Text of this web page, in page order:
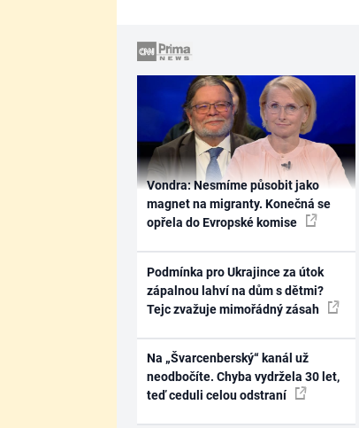
Vondra: Nesmíme působit jako
magnet na migranty. Konečná se
opřela do Evropské komise
Podmínka pro Ukrajince za útok
zápalnou lahví na dům s dětmi?
Tejc zvažuje mimořádný zásah
Na „Švarcenberský“ kanál už
neodbočíte. Chyba vydržela 30 let,
teď ceduli celou odstraní